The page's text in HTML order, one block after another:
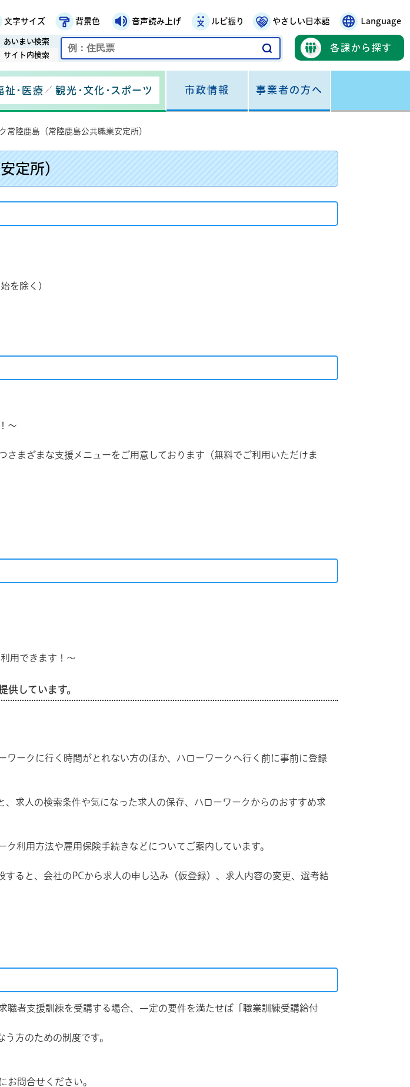
ジ
文字サイズ 背景色 音声読み上げ ルビ振り やさしい日本語 Language
各課から探す
あいまい検索
サイト内検索
式Facebook
田市公式LINE
祉・医療 観光・文化・スポーツ 市政情報 事業者の方へ
常陸鹿島（常陸鹿島公共職業安定所）
定所）
を除く)
〜
まざまな支援メニューをご用意しております（無料でご利用いただけま
用できます！〜
しています。
ワークに行く時間がとれない方のほか、ハローワークへ行く前に事前に登録
求人の検索条件や気になった求人の保存、ハローワークからのおすすめ求
利用方法や雇用保険手続きなどについてご案内しています。
ると、会社のPCから求人の申し込み（仮登録）、求人内容の変更、選考結
者支援訓練を受講する場合、一定の要件を満たせば「職業訓練受講給付
方のための制度です。
お問合せください。